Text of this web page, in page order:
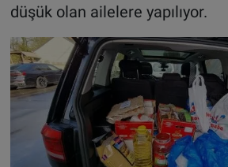
düşük olan ailelere yapılıyor.